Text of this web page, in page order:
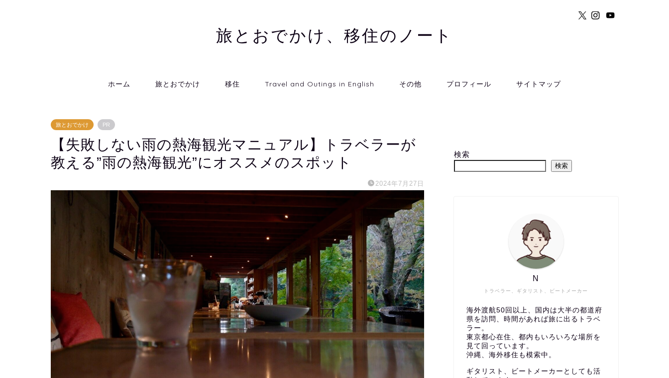
旅とおでかけ、移住のノート
ホーム 旅とおでかけ 移住 Travel and Outings in English その他 プロフィール サイトマップ
旅とおでかけ PR
【失敗しない雨の熱海観光マニュアル】トラベラーが
教える”雨の熱海観光”にオススメのスポット
2024年7月27日
検索
検索
トラベラー、ギタリスト、ビートメーカー
N
海外渡航50回以上、国内は大半の都道府
県を訪問、時間があれば旅に出るトラベ
ラー。
東京都心在住、都内もいろいろな場所を
見て回っています。
沖縄、海外移住も模索中。
ギタリスト、ビートメーカーとしても活